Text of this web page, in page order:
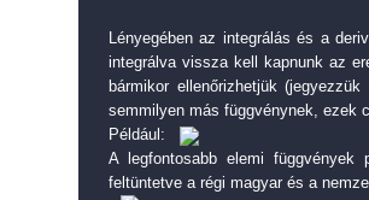
Lényegében az integrálás és a
integrálva vissza kell kapnunk az
bármikor ellenőrizhetjük
semmilyen más függvénynek, ezek
Például:
A legfontosabb elemi függvények
feltüntetve a régi magyar és a